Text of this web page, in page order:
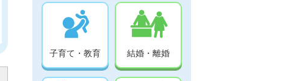
子育て・教育 結婚・離婚